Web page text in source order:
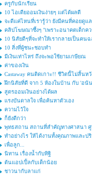
ครูกับนักเรียน
10 ไอเดียออมเงินง่ายๆ แต่ได้ผลดี
จะดีแค่ไหนที่เรารู้ว่า ยังมีคนที่คอยดูแ
คลิปโฆษณาซึ้งๆ "เพราะอนาคตเด็กค
10 นิสัยดีๆที่จะทำให้เรากลายเป็นคน
10 สิ่งที่ผู้ชนะชอบทำ
มีเงินเท่าไหร่ ถึงจะพอใช้ยามเกษียณ
ค่าของเงิน
Castaway คนติดเกาะ!! ชีวิตนี้ไม่สิ้นหวั
ฝึกนิสัยที่ดี จาก 5 ห้องในบ้าน กับ 'อ
สูตรออมเงินอย่างได้ผล
แรงบันดาลใจ เพื่อค้นหาตัวเอง
ความไว้ใจ
ก็ยังดีกว่า
พุทธสถาน สถานที่สำคัญทางศาสนา ศู
ทำอย่างไร ให้ได้งานทั้งคุณภาพและป
เพื่อลูก...
นิทาน เรื่องน้ำกับทิฐิ
ต้นแอปเปิ้ลกับเด็กน้อย
ชาวนากับลาแก่